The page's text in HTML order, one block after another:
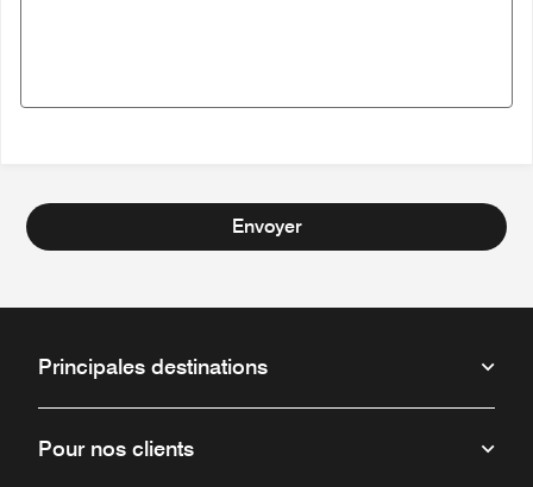
Envoyer
Principales destinations
Pour nos clients